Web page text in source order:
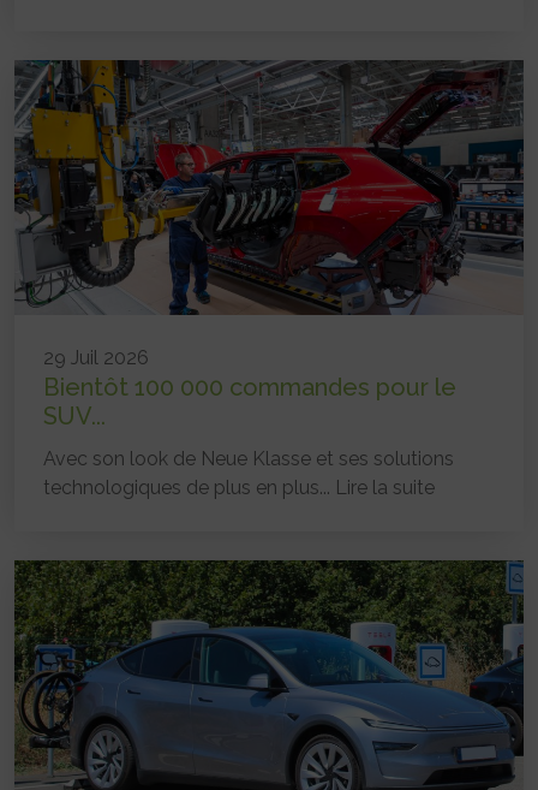
29 Juil 2026
Bientôt 100 000 commandes pour le
SUV...
Avec son look de Neue Klasse et ses solutions
technologiques de plus en plus... Lire la suite